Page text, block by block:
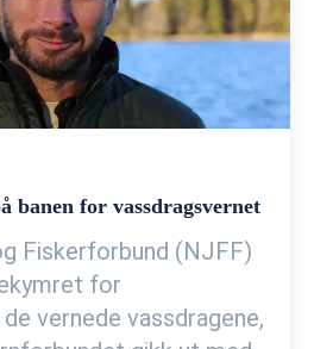
banen for vassdragsvernet
Fiskerforbund (NJFF)
for
vernede vassdragene,